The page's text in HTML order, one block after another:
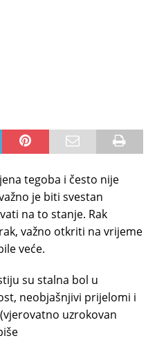
tegoba i često nije
je biti svestan
na to stanje. Rak
važno otkriti na vrijeme
veće.
su stalna bol u
neobjašnjivi prijelomi i
uzrokovan